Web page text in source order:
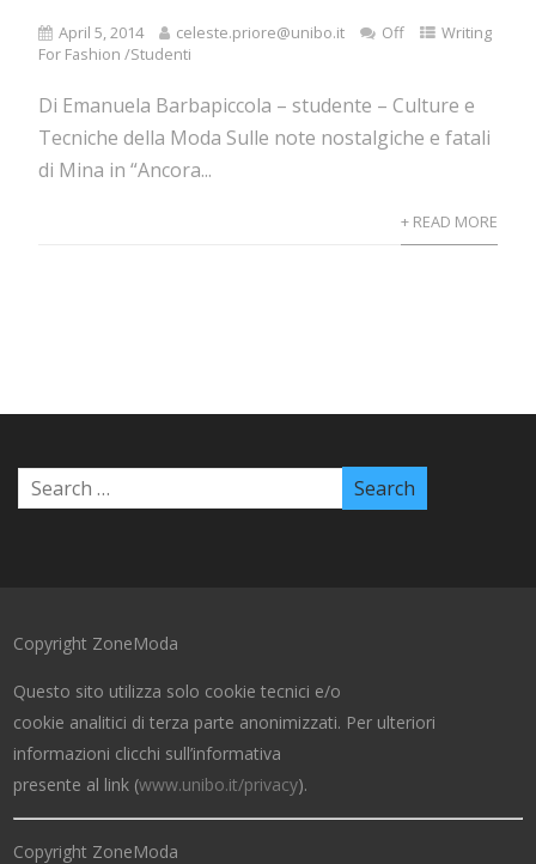
April 5, 2014 celeste.priore@unibo.it Off
Writing
For Fashion /Studenti
Di Emanuela Barbapiccola – studente – Culture e
Tecniche della Moda Sulle note nostalgiche e fatali
di Mina in “Ancora...
+ READ MORE
Copyright ZoneModa
Questo sito utilizza solo cookie tecnici e/o
cookie analitici di terza parte anonimizzati. Per ulteriori
informazioni clicchi sull’informativa
presente al link (www.unibo.it/privacy).
Copyright ZoneModa